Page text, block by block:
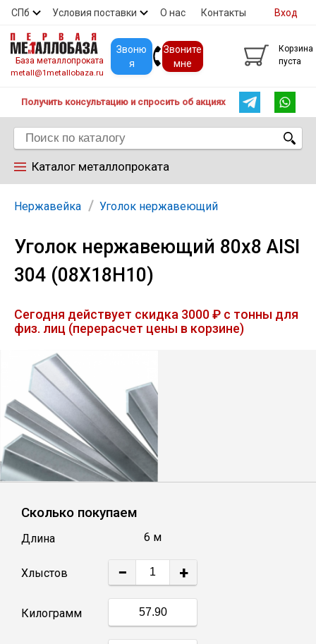
СПб Условия поставки О нас Контакты
Скидки Прайс Покупателям
Вход
База металлопроката
metall@1metallobaza.ru
Звоню
я
Звоните
мне
Корзина
пуста
Получить консультацию и спросить об акциях
Каталог металлопроката
Арматура
Труба профильная
Лист
Уголок
Балка
Швеллер
Катанка
Нержавейка Уголок нержавеющий
Уголок нержавеющий 80х8 AISI
304 (08Х18Н10)
Сегодня действует скидка 3000 ₽ с тонны для
физ. лиц (перерасчет цены в корзине)
Сколько покупаем
Длина 6 м
Хлыстов − +
Килограмм